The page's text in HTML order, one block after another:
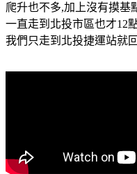
爬升也不多,加上沒有摸基
一直走到北投市區也才12
我們只走到北投捷運站就